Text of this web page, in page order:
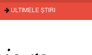
ULTIMELE ȘTIRI